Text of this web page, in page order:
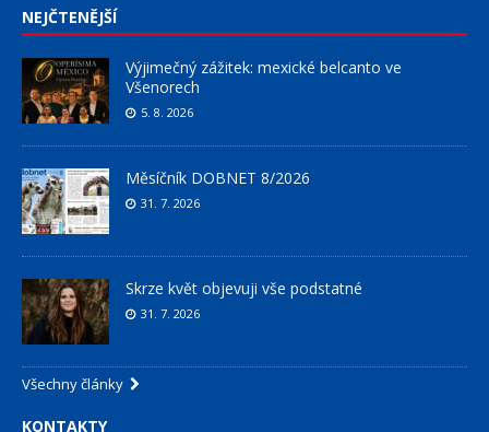
NEJČTENĚJŠÍ
Výjimečný zážitek: mexické belcanto ve
Všenorech
5. 8. 2026
Měsíčník DOBNET 8/2026
31. 7. 2026
Skrze květ objevuji vše podstatné
31. 7. 2026
Všechny články
KONTAKTY